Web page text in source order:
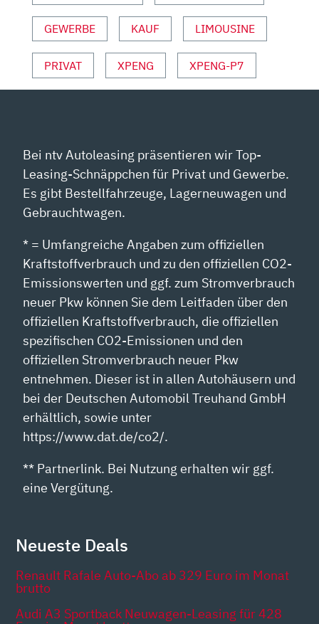
TEST
2024“
GEWERBE KAUF LIMOUSINE
PRIVAT XPENG XPENG-P7
Bei ntv Autoleasing präsentieren wir Top-
Leasing-Schnäppchen für Privat und Gewerbe.
Es gibt Bestellfahrzeuge, Lagerneuwagen und
Gebrauchtwagen.
* = Umfangreiche Angaben zum offiziellen
Kraftstoffverbrauch und zu den offiziellen CO2-
Emissionswerten und ggf. zum Stromverbrauch
neuer Pkw können Sie dem Leitfaden über den
offiziellen Kraftstoffverbrauch, die offiziellen
spezifischen CO2-Emissionen und den
offiziellen Stromverbrauch neuer Pkw
entnehmen. Dieser ist in allen Autohäusern und
bei der Deutschen Automobil Treuhand GmbH
erhältlich, sowie unter
https://www.dat.de/co2/.
** Partnerlink. Bei Nutzung erhalten wir ggf.
eine Vergütung.
Neueste Deals
Renault Rafale Auto-Abo ab 329 Euro im Monat
brutto
Audi A3 Sportback Neuwagen-Leasing für 428